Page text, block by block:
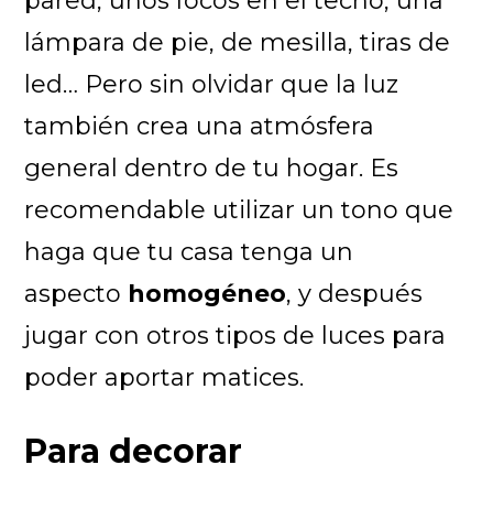
lámpara de pie, de mesilla, tiras de
led… Pero sin olvidar que la luz
también crea una atmósfera
general dentro de tu hogar. Es
recomendable utilizar un tono que
haga que tu casa tenga un
aspecto homogéneo, y después
jugar con otros tipos de luces para
poder aportar matices.
Para decorar